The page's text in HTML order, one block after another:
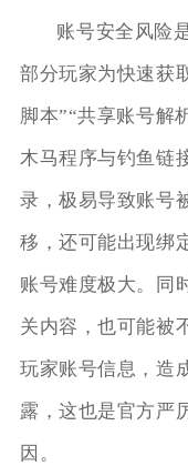
账号安全风险
部分玩家为快速获
脚本”“共享账号解
木马程序与钓鱼链
录，极易导致账号
移，还可能出现绑
账号难度极大。同
关内容，也可能被
玩家账号信息，造
露，这也是官方严
因。